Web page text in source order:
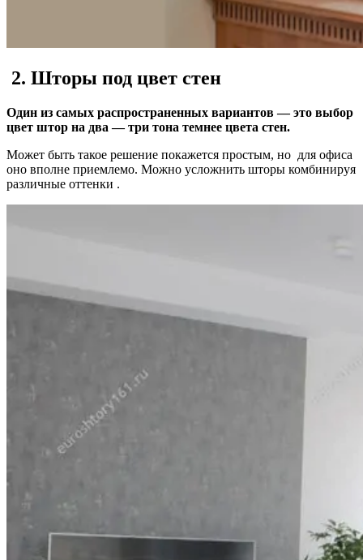
2. Шторы под цвет стен
Один из самых распространенных вариантов — это выбор
цвет штор на два — три тона темнее цвета стен.
Может быть такое решение покажется простым, но для офиса
оно вполне приемлемо. Можно усложнить шторы комбинируя
различные оттенки .